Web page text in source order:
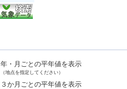
年・月ごとの平年値を表示
（地点を指定してください）
３か月ごとの平年値を表示